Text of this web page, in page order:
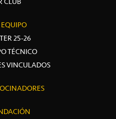
EQUIPO
25-26
TÉCNICO
VINCULADOS